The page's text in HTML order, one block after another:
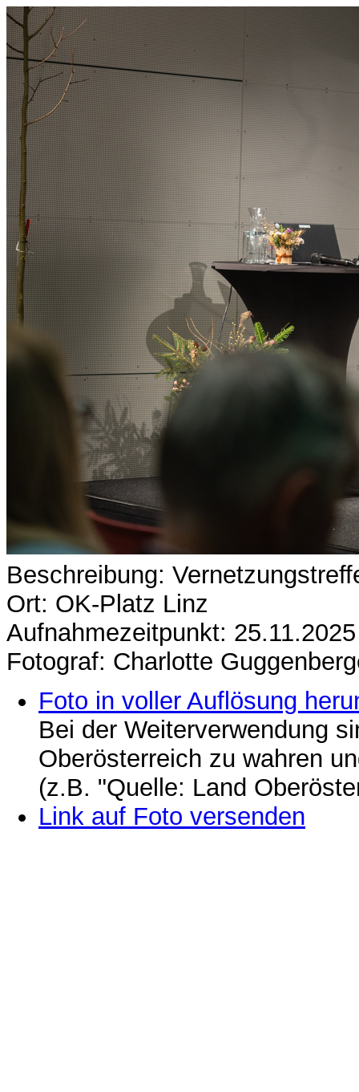
Beschreibung:
Ort: OK-Platz Linz
Aufnahmezeitpunkt: 25.11.2025
Fotograf: Charlotte
Foto in voller Auflösung
Bei der Weiterverwendung
Oberösterreich zu wahren
(z.B. "Quelle: Land
Link auf Foto versenden